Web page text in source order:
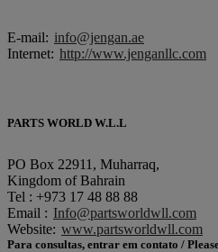
E-mail: info@jengan.ae
Internet: http://www.jenganllc.com
PARTS WORLD W.L.L
PO Box 22911, Muharraq,
Kingdom of Bahrain
Tel : +973 17 48 88 88
Email : Info@partsworldwll.com
Website: www.partsworldwll.com
Para consultas, entrar em contato /